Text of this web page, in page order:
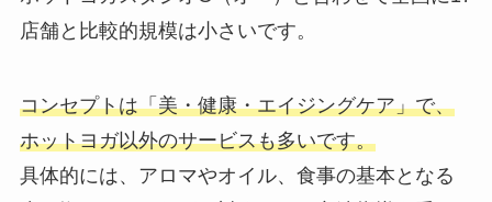
店舗と比較的規模は小さいです。
コンセプトは「美・健康・エイジングケア」で、
ホットヨガ以外のサービスも多いです。
具体的には、アロマやオイル、食事の基本となる